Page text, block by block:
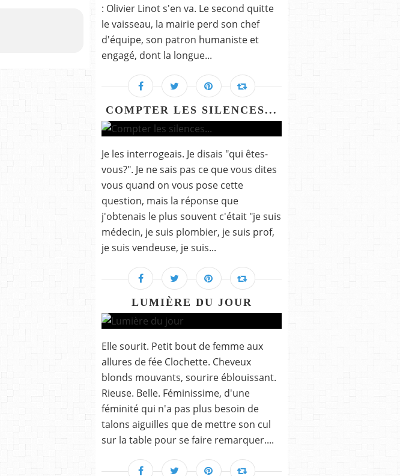
: Olivier Linot s'en va. Le second quitte
le vaisseau, la mairie perd son chef
d'équipe, son patron humaniste et
engagé, dont la longue...
COMPTER LES SILENCES...
Je les interrogeais. Je disais "qui êtes-
vous?". Je ne sais pas ce que vous dites
vous quand on vous pose cette
question, mais la réponse que
j'obtenais le plus souvent c'était "je suis
médecin, je suis plombier, je suis prof,
je suis vendeuse, je suis...
LUMIÈRE DU JOUR
Elle sourit. Petit bout de femme aux
allures de fée Clochette. Cheveux
blonds mouvants, sourire éblouissant.
Rieuse. Belle. Féminissime, d'une
féminité qui n'a pas plus besoin de
talons aiguilles que de mettre son cul
sur la table pour se faire remarquer....